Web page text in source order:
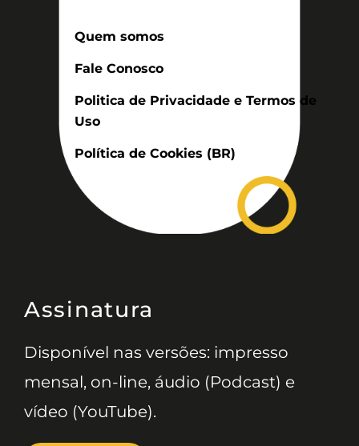
Quem somos
Fale Conosco
Politica de Privacidade e Termos de
Uso
Política de Cookies (BR)
Assinatura
Disponível nas versões: impresso
mensal, on-line, áudio (Podcast) e
vídeo (YouTube).